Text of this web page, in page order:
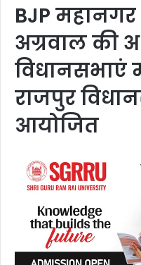
BJP महानगर
अग्रवाल की
विधानसभाएं
राजपुर
आयोजित